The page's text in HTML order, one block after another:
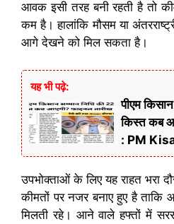
आवक इसी तरह बनी रहती है तो
कम है। हालांकि मौसम या
आगे देखने को मिल सकता है।
यह भी पढ़े:
पीएम
किस्त कब
: PM
उपभोक्ताओं के लिए यह राहत भरा
कीमतों पर नजर बनाए हुए है ताकि
मिलती रहे। आने वाले हफ्तों में